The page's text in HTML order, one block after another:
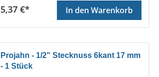
Regulärer Preis:
5,37 €* In den Warenkorb
Projahn - 1/2" Stecknuss 6kant 17 mm
- 1 Stück